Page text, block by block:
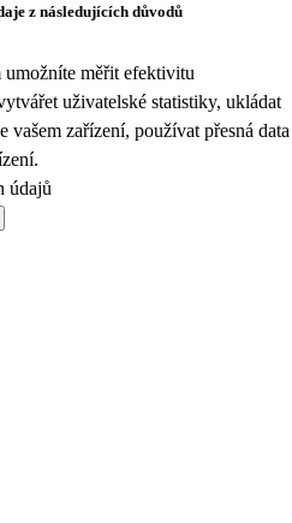
z následujících důvodů
umožníte měřit efektivitu
uživatelské statistiky, ukládat
zařízení, používat přesná data
údajů